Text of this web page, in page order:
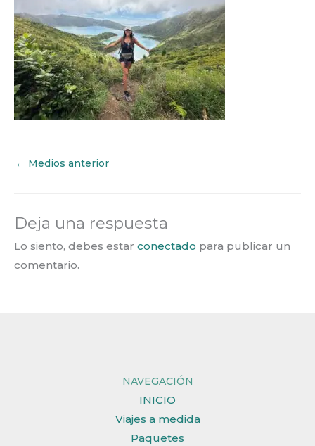
← Medios anterior
Deja una respuesta
Lo siento, debes estar conectado para publicar un
comentario.
NAVEGACIÓN
INICIO
Viajes a medida
Paquetes